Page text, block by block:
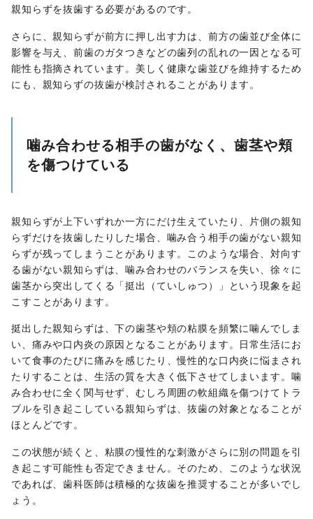
親知らずを抜歯する必要があるのです。
さらに、親知らずが前方に押し出す力は、前方の歯並び全体に
影響を与え、前歯のガタつきなどの歯列の乱れの一因となる可
能性も指摘されています。美しく健康な歯並びを維持するため
にも、親知らずの抜歯が検討されることがあります。
噛み合わせる相手の歯がなく、歯茎や頬
を傷つけている
親知らずが上下いずれか一方にだけ生えていたり、片側の親知
らずだけを抜歯したりした場合、噛み合う相手の歯がない親知
らずが残ってしまうことがあります。このような場合、対向す
る歯がない親知らずは、噛み合わせのバランスを失い、徐々に
歯茎から突出してくる「挺出（ていしゅつ）」という現象を起
こすことがあります。
挺出した親知らずは、下の歯茎や頬の粘膜を頻繁に噛んでしま
い、痛みや口内炎の原因となることがあります。日常生活にお
いて食事のたびに痛みを感じたり、慢性的な口内炎に悩まされ
たりすることは、生活の質を大きく低下させてしまいます。噛
み合わせに全く関与せず、むしろ周囲の軟組織を傷つけてトラ
ブルを引き起こしている親知らずは、抜歯の対象となることが
ほとんどです。
この状態が続くと、粘膜の慢性的な刺激がさらに別の問題を引
き起こす可能性も否定できません。そのため、このような状況
であれば、歯科医師は積極的な抜歯を推奨することが多いでし
ょう。